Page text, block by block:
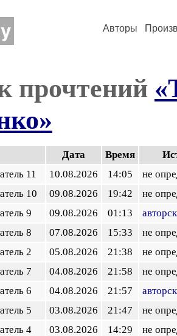
Авторы
прочтений
Дата Время
11
10.08.2026 14:05
не
10
09.08.2026 19:42
не
9
09.08.2026 01:13
8
07.08.2026 15:33
не
2
05.08.2026 21:38
не
7
04.08.2026 21:58
не
6
04.08.2026 21:57
5
03.08.2026 21:47
не
4
03.08.2026 14:29
не